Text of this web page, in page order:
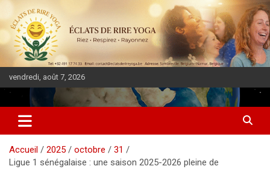
vendredi, août 7, 2026
DIASPORA PULSE
Accueil 2025 octobre
31
Ligue 1 sénégalaise : une saison 2025-2026 pleine de